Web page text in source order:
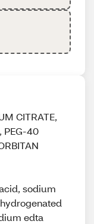
CITRATE,
PEG-40
sodium
edta